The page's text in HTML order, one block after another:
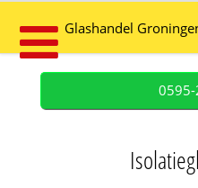
Glashandel